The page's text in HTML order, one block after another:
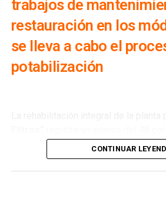
trabajos de
restauración en los
se lleva a cabo el
potabilización
de los trabajos que realizaInterapas
de las principales fuentes de
potable de la zona metropolitana.
CONTINUAR